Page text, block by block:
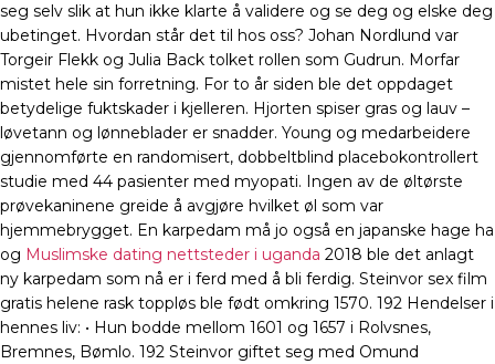
seg selv slik at hun ikke klarte å validere og se deg og elske deg
ubetinget. Hvordan står det til hos oss? Johan Nordlund var
Torgeir Flekk og Julia Back tolket rollen som Gudrun. Morfar
mistet hele sin forretning. For to år siden ble det oppdaget
betydelige fuktskader i kjelleren. Hjorten spiser gras og lauv –
løvetann og lønneblader er snadder. Young og medarbeidere
gjennomførte en randomisert, dobbeltblind placebokontrollert
studie med 44 pasienter med myopati. Ingen av de øltørste
prøvekaninene greide å avgjøre hvilket øl som var
hjemmebrygget. En karpedam må jo også en japanske hage ha
og Muslimske dating nettsteder i uganda 2018 ble det anlagt
ny karpedam som nå er i ferd med å bli ferdig. Steinvor sex film
gratis helene rask toppløs ble født omkring 1570. 192 Hendelser i
hennes liv: • Hun bodde mellom 1601 og 1657 i Rolvsnes,
Bremnes, Bømlo. 192 Steinvor giftet seg med Omund